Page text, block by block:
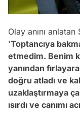
Olay anını
'Toptancıya
etmedim. Benim
yanından
doğru atladı ve
uzaklaştırmaya
ısırdı ve canımı